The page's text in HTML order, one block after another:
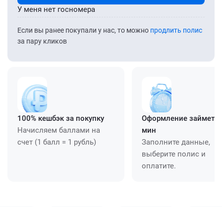
Если вы ранее покупали у нас, то можно продлить полис
за пару кликов
У меня нет госномера
100% кешбэк за покупку
Начисляем баллами на
счет (1 балл = 1 рубль)
Оформление займет
мин
Заполните данные,
выберите полис и
оплатите.